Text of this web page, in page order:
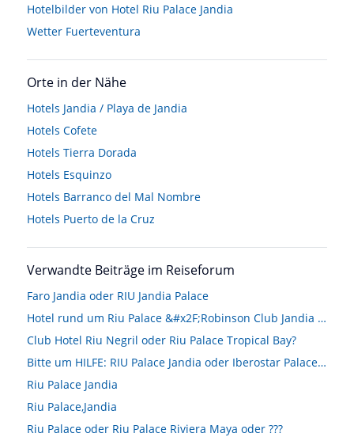
Hotelbilder von Hotel Riu Palace Jandia
Wetter Fuerteventura
Orte in der Nähe
Hotels Jandia / Playa de Jandia
Hotels Cofete
Hotels Tierra Dorada
Hotels Esquinzo
Hotels Barranco del Mal Nombre
Hotels Puerto de la Cruz
Verwandte Beiträge im Reiseforum
Faro Jandia oder RIU Jandia Palace
Hotel rund um Riu Palace &#x2F;Robinson Club Jandia Playa gesucht
Club Hotel Riu Negril oder Riu Palace Tropical Bay?
Bitte um HILFE: RIU Palace Jandia oder Iberostar Palace Fuerteventura
Riu Palace Jandia
Riu Palace,Jandia
Riu Palace oder Riu Palace Riviera Maya oder ???